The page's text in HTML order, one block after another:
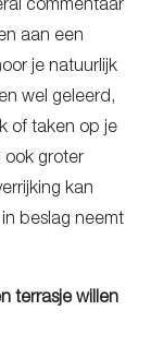
commentaar
aan een
je natuurlijk
wel geleerd,
of taken op je
ook groter
kan
beslag neemt
terrasje willen